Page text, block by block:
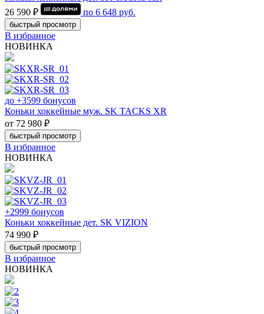
26 590 ₽
по 6 648 руб.
быстрый просмотр
В избранное
НОВИНКА
до +3599 бонусов
Коньки хоккейные муж. SK TACKS XR
от 72 980 ₽
быстрый просмотр
В избранное
НОВИНКА
+2999 бонусов
Коньки хоккейные дет. SK VIZION
74 990 ₽
быстрый просмотр
В избранное
НОВИНКА